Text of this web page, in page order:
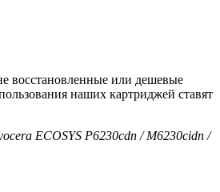
восстановленные или дешевые
наших картриджей ставят
ECOSYS P6230cdn / M6230cidn /